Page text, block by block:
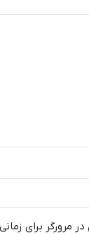
مرورگر برای